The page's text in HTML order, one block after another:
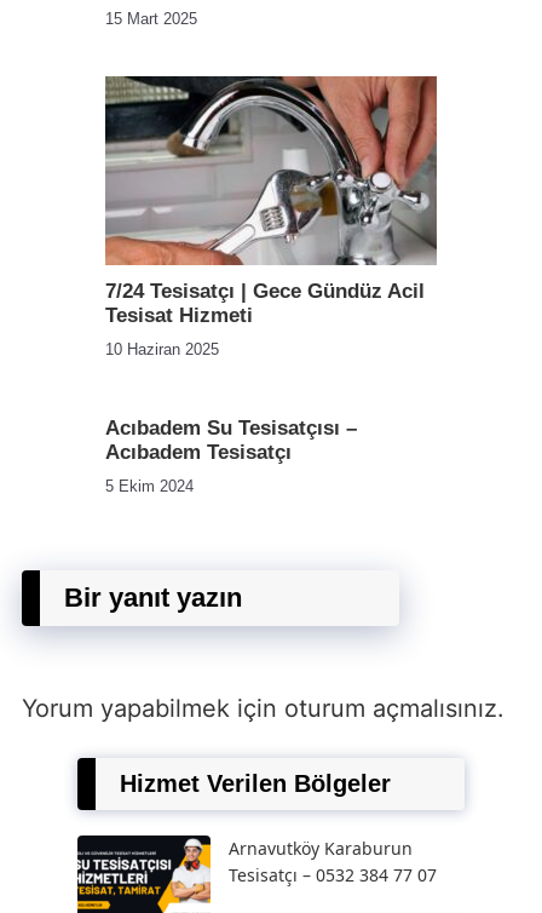
15 Mart 2025
7/24 Tesisatçı | Gece Gündüz Acil
Tesisat Hizmeti
10 Haziran 2025
Acıbadem Su Tesisatçısı –
Acıbadem Tesisatçı
5 Ekim 2024
Bir yanıt yazın
Yorum yapabilmek için oturum açmalısınız.
Hizmet Verilen Bölgeler
Arnavutköy Karaburun
Tesisatçı – 0532 384 77 07